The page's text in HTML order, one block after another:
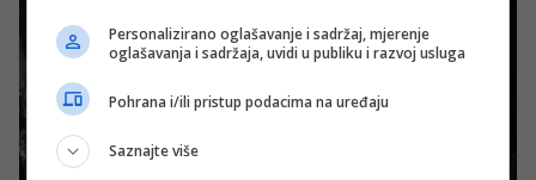
Personalizirano oglašavanje i sadržaj, mjerenje
oglašavanja i sadržaja, uvidi u publiku i razvoj usluga
Pohrana i/ili pristup podacima na uređaju
Saznajte više